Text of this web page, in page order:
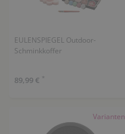
EULENSPIEGEL Outdoor-
Schminkkoffer
89,99 € *
Varianten